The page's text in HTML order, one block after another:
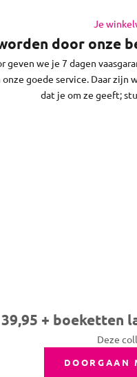
Je
werkdagen vóór 13:30
in Delft en de regio
door onze
we je 7 dagen
goede service. Daar
dat je om ze geeft;
39,95 + boeketten
Deze
DOORGAAN